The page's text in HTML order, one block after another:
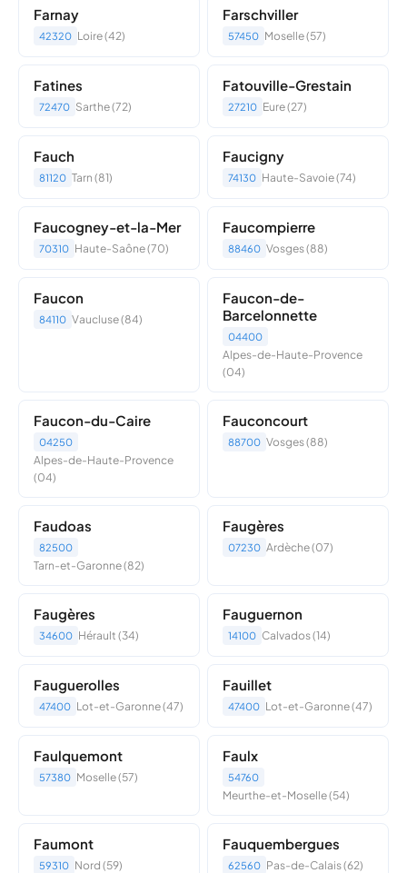
Farnay
42320 Loire (42)
Farschviller
57450 Moselle (57)
Fatines
72470 Sarthe (72)
Fatouville-Grestain
27210 Eure (27)
Fauch
81120 Tarn (81)
Faucigny
74130 Haute-Savoie (74)
Faucogney-et-la-Mer
70310 Haute-Saône (70)
Faucompierre
88460 Vosges (88)
Faucon
84110 Vaucluse (84)
Faucon-de-
Barcelonnette
04400
Alpes-de-Haute-Provence
(04)
Faucon-du-Caire
04250
Alpes-de-Haute-Provence
(04)
Fauconcourt
88700 Vosges (88)
Faudoas
82500
Tarn-et-Garonne (82)
Faugères
07230 Ardèche (07)
Faugères
34600 Hérault (34)
Fauguernon
14100 Calvados (14)
Fauguerolles
47400 Lot-et-Garonne (47)
Fauillet
47400 Lot-et-Garonne (47)
Faulquemont
57380 Moselle (57)
Faulx
54760
Meurthe-et-Moselle (54)
Faumont
59310 Nord (59)
Fauquembergues
62560 Pas-de-Calais (62)